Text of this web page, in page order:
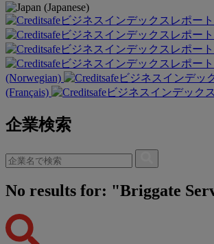
(Norwegian)
(Français)
企業検索
No results for: "Briggate